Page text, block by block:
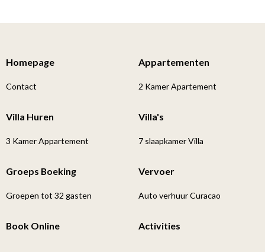
Homepage
Contact
Appartementen
2 Kamer Apartement
Villa Huren
3 Kamer Appartement
Villa's
7 slaapkamer Villa
Groeps Boeking
Groepen tot 32 gasten
Vervoer
Auto verhuur Curacao
Book Online Activities